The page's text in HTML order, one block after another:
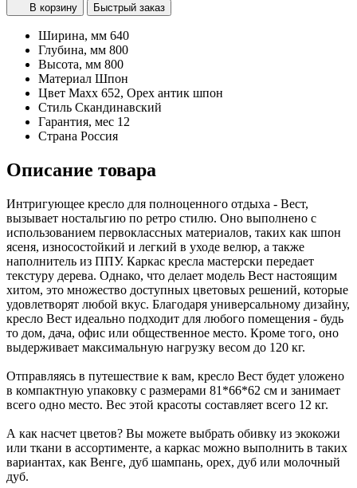
В корзину Быстрый заказ
Ширина, мм 640
Глубина, мм 800
Высота, мм 800
Материал Шпон
Цвет Махх 652, Орех антик шпон
Стиль Скандинавский
Гарантия, мес 12
Страна Россия
Описание товара
Интригующее кресло для полноценного отдыха - Вест,
вызывает ностальгию по ретро стилю. Оно выполнено с
использованием первоклассных материалов, таких как шпон
ясеня, износостойкий и легкий в уходе велюр, а также
наполнитель из ППУ. Каркас кресла мастерски передает
текстуру дерева. Однако, что делает модель Вест настоящим
хитом, это множество доступных цветовых решений, которые
удовлетворят любой вкус. Благодаря универсальному дизайну,
кресло Вест идеально подходит для любого помещения - будь
то дом, дача, офис или общественное место. Кроме того, оно
выдерживает максимальную нагрузку весом до 120 кг.
Отправляясь в путешествие к вам, кресло Вест будет уложено
в компактную упаковку с размерами 81*66*62 см и занимает
всего одно место. Вес этой красоты составляет всего 12 кг.
А как насчет цветов? Вы можете выбрать обивку из экокожи
или ткани в ассортименте, а каркас можно выполнить в таких
вариантах, как Венге, дуб шампань, орех, дуб или молочный
дуб.